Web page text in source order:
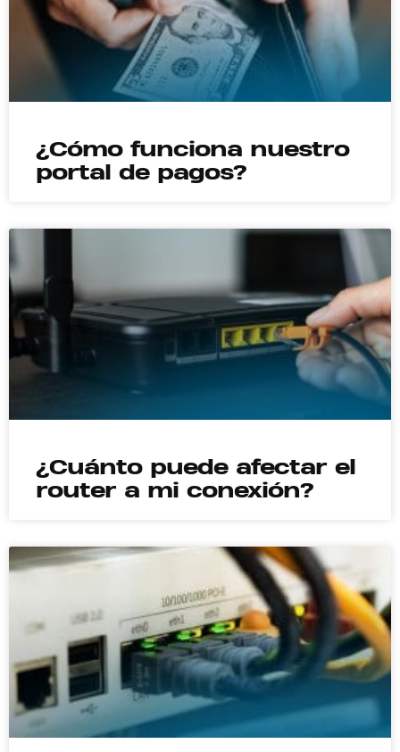
¿Cómo funciona nuestro
portal de pagos?
¿Cuánto puede afectar el
router a mi conexión?